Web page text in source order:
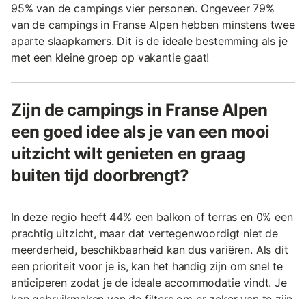
95% van de campings vier personen. Ongeveer 79%
van de campings in Franse Alpen hebben minstens twee
aparte slaapkamers. Dit is de ideale bestemming als je
met een kleine groep op vakantie gaat!
Zijn de campings in Franse Alpen
een goed idee als je van een mooi
uitzicht wilt genieten en graag
buiten tijd doorbrengt?
In deze regio heeft 44% een balkon of terras en 0% een
prachtig uitzicht, maar dat vertegenwoordigt niet de
meerderheid, beschikbaarheid kan dus variëren. Als dit
een prioriteit voor je is, kan het handig zijn om snel te
anticiperen zodat je de ideale accommodatie vindt. Je